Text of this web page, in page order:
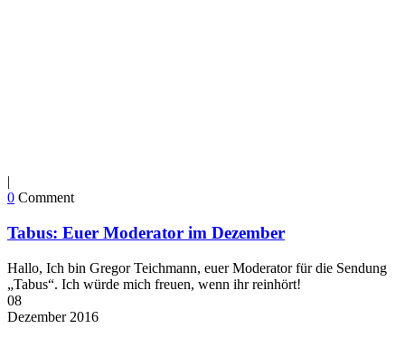
|
0 Comment
Tabus: Euer Moderator im Dezember
Hallo, Ich bin Gregor Teichmann, euer Moderator für die Sendung
„Tabus“. Ich würde mich freuen, wenn ihr reinhört!
08
Dezember 2016